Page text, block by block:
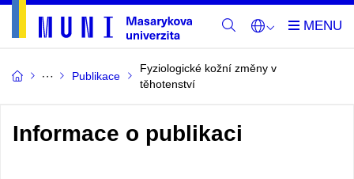
Publikace
Fyziologické kožní změny v
těhotenství
Informace o publikaci